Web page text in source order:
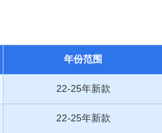
年份范围
22-25年新款
22-25年新款